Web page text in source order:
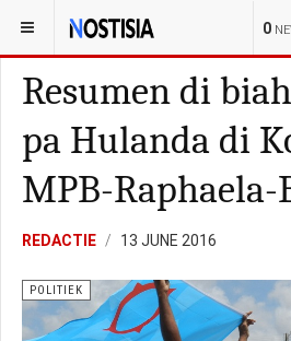
0
YOU ARE HERE: BONAIRE POLITIEK
Resumen di
pa Hulanda di
MPB-Raphaela-
REDACTIE 13 JUNE 2016
POLITIEK